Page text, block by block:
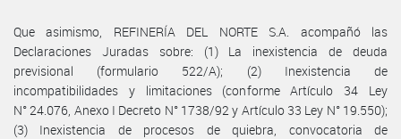
Que asimismo, REFINERÍA DEL NORTE S.A. acompañó las
Declaraciones Juradas sobre: (1) La inexistencia de deuda
previsional (formulario 522/A); (2) Inexistencia de
incompatibilidades y limitaciones (conforme Artículo 34 Ley
N° 24.076, Anexo I Decreto N° 1738/92 y Artículo 33 Ley N° 19.550);
(3) Inexistencia de procesos de quiebra, convocatoria de